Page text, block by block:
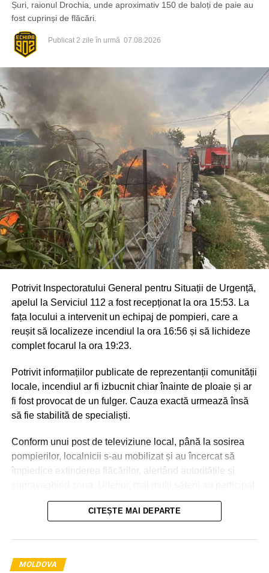
Șuri, raionul Drochia, unde aproximativ 150 de baloți de paie au
fost cuprinși de flăcări.
Publicat 2 zile în urmă 07.08.2026
Potrivit Inspectoratului General pentru Situații de Urgență,
apelul la Serviciul 112 a fost recepționat la ora 15:53. La
fața locului a intervenit un echipaj de pompieri, care a
reușit să localizeze incendiul la ora 16:56 și să lichideze
complet focarul la ora 19:23.
Potrivit informațiilor publicate de reprezentanții comunității
locale, incendiul ar fi izbucnit chiar înainte de ploaie și ar
fi fost provocat de un fulger. Cauza exactă urmează însă
să fie stabilită de specialiști.
Conform unui post de televiziune local, până la sosirea
pompierilor, localnicii s-au mobilizat și au încercat să
împiedice extinderea flăcărilor, alertând autoritățile și
la intervenție, punând la dispoziția salvatorilor tehnică
agricolă și transportând apă pentru stingerea incendiului.
CITEȘTE MAI DEPARTE
MOLDOVA